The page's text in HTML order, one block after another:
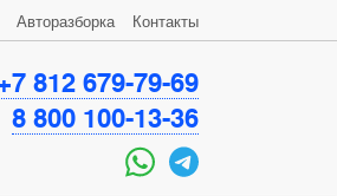
812 679-79-69
8 800 100-13-36
Авторазборка Контакты